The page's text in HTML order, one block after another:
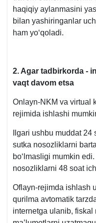
haqiqiy aylanmasini
bilan yashiringanlar
ham yoʻqoladi.
2. Agar tadbirkorda -
vaqt davom etsa
Onlayn-NKM va virtual
rejimida ishlashi
Ilgari ushbu muddat
sutka nosozliklarni
boʻlmasligi mumkin
nosozliklarni 48 soat
Oflayn-rejimda ishlash
qurilma avtomatik
internetga ulanib, fiskal